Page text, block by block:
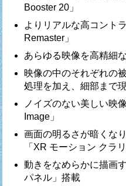
Booster 20」
よりリアルな高コント
Remaster」
あらゆる映像を高精細
映像の中のそれぞれの
処理を加え、細部まで
ノイズのない美しい映
Image」
画面の明るさが暗くな
「XR モーション クラ
動きをなめらかに描画
パネル」搭載